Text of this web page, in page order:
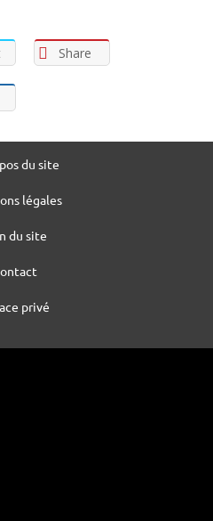
Share
du site
légales
du site
privé